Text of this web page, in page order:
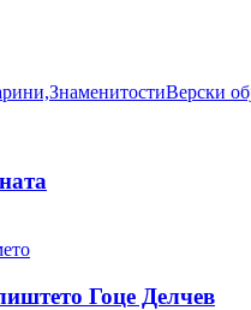
Верски
Гоце Делчев